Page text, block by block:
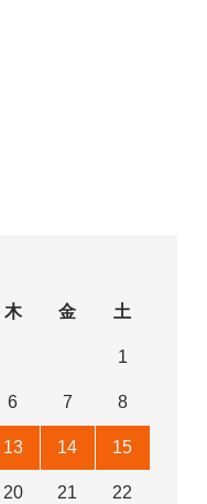
木 金 土
1
6 7 8
13 14 15
20 21 22